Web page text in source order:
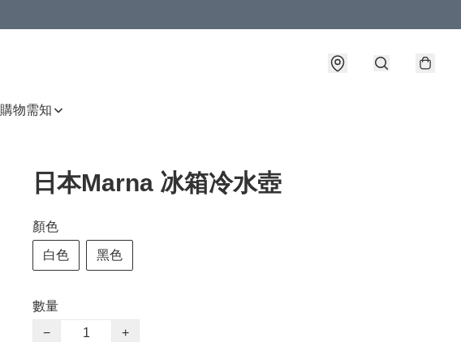
購物需知
日本Marna 冰箱冷水壺
顏色
白色 黑色
數量
−
+